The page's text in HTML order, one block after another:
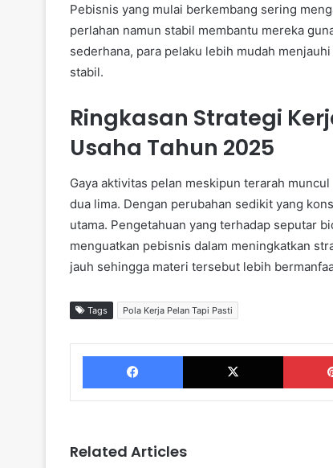
Pebisnis yang mulai berkembang sering
perlahan namun stabil membantu mereka
sederhana, para pelaku lebih mudah
stabil.
Ringkasan Strategi
Usaha Tahun 2025
Gaya aktivitas pelan meskipun terarah
dua lima. Dengan perubahan sedikit yang
utama. Pengetahuan yang terhadap seputar
menguatkan pebisnis dalam meningkatkan
jauh sehingga materi tersebut lebih
Tags Pola Kerja Pelan Tapi Pasti
Facebook X
Related Articles